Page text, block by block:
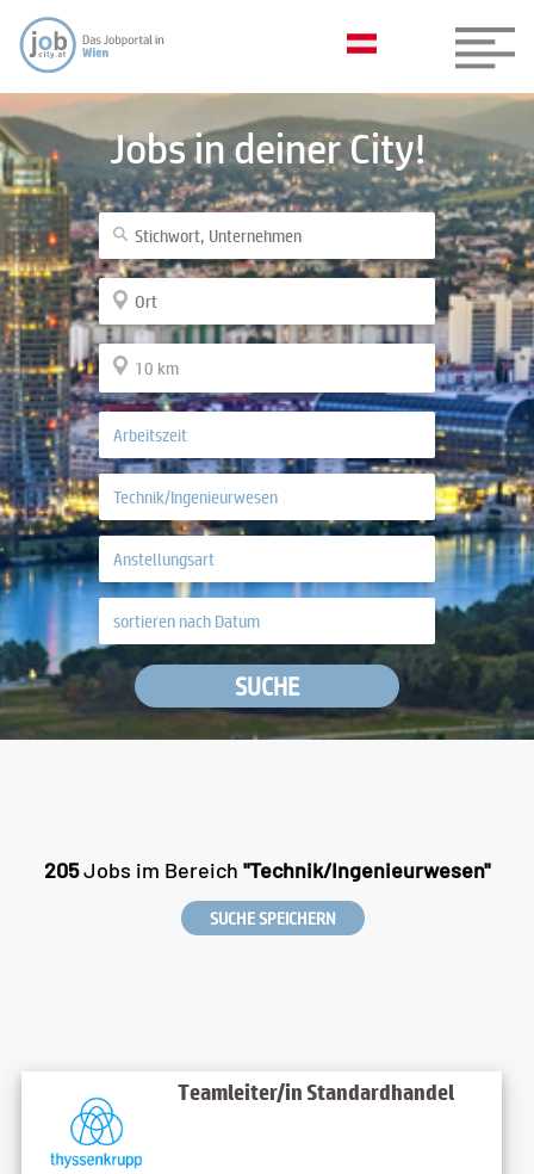
Jobs in deiner City!
SUCHE
205Jobs im Bereich "Technik/Ingenieurwesen"
SUCHE SPEICHERN
Teamleiter/in Standardhandel